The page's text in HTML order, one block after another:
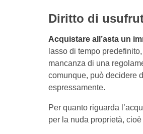
Diritto di
Acquistare all’asta un
lasso di tempo
mancanza di una
comunque, può decidere
espressamente.
Per quanto riguarda
per la nuda proprietà,